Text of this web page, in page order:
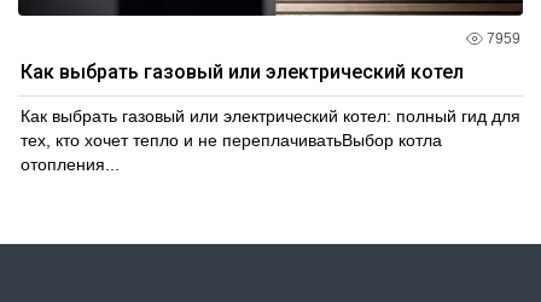
7959
Как выбрать газовый или электрический котел
Как выбрать газовый или электрический котел: полный гид для
тех, кто хочет тепло и не переплачиватьВыбор котла
отопления...